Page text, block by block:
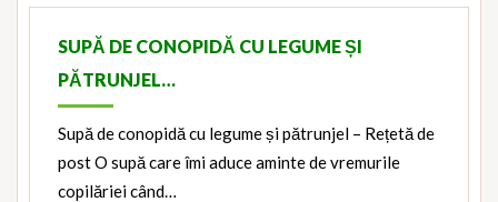
SUPĂ DE CONOPIDĂ CU LEGUME ȘI
PĂTRUNJEL…
Supă de conopidă cu legume și pătrunjel – Rețetă de
post O supă care îmi aduce aminte de vremurile
copilăriei când…